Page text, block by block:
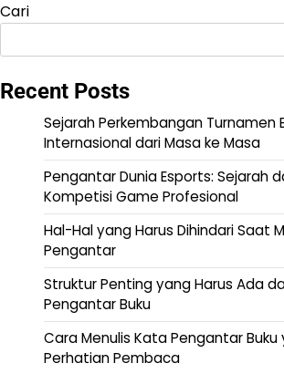
Cari
Recent Posts
Sejarah Perkembangan Turnamen
Internasional dari Masa ke Masa
Pengantar Dunia Esports: Sejarah
Kompetisi Game Profesional
Hal-Hal yang Harus Dihindari Saat
Pengantar
Struktur Penting yang Harus Ada
Pengantar Buku
Cara Menulis Kata Pengantar Buku
Perhatian Pembaca